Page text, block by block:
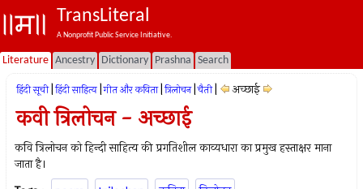
TransLiteral
A Nonprofit Public Service Initiative.
Literature Ancestry Dictionary Prashna Search
हिंदी सूची हिंदी साहित्य गीत और कविता त्रिलोचन चैती अच्छाई
कवी त्रिलोचन - अच्छाई
कवि त्रिलोचन को हिन्दी साहित्य की प्रगतिशील काव्यधारा का प्रमुख हस्ताक्षर माना
जाता है।